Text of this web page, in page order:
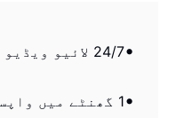
24/7 لائیو ویڈیو چیٹ سپورٹ
1 گھنٹے میں واپسی